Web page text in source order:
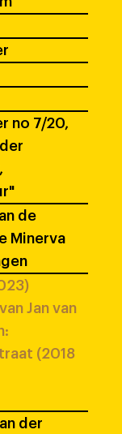
no 7/20,
de
Minerva
Jan van
(2018
der